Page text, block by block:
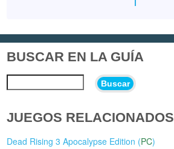
BUSCAR EN LA GUÍA
Buscar
JUEGOS RELACIONADOS
Dead Rising 3 Apocalypse Edition (PC)